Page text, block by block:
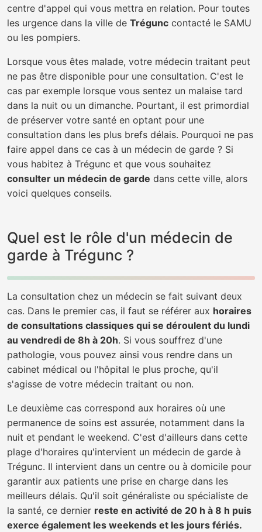
centre d'appel qui vous mettra en relation. Pour toutes
les urgence dans la ville de Trégunc contacté le SAMU
ou les pompiers.
Lorsque vous êtes malade, votre médecin traitant peut
ne pas être disponible pour une consultation. C'est le
cas par exemple lorsque vous sentez un malaise tard
dans la nuit ou un dimanche. Pourtant, il est primordial
de préserver votre santé en optant pour une
consultation dans les plus brefs délais. Pourquoi ne pas
faire appel dans ce cas à un médecin de garde ? Si
vous habitez à Trégunc et que vous souhaitez
consulter un médecin de garde dans cette ville, alors
voici quelques conseils.
Quel est le rôle d'un médecin de
garde à Trégunc ?
La consultation chez un médecin se fait suivant deux
cas. Dans le premier cas, il faut se référer aux horaires
de consultations classiques qui se déroulent du lundi
au vendredi de 8h à 20h. Si vous souffrez d'une
pathologie, vous pouvez ainsi vous rendre dans un
cabinet médical ou l'hôpital le plus proche, qu'il
s'agisse de votre médecin traitant ou non.
Le deuxième cas correspond aux horaires où une
permanence de soins est assurée, notamment dans la
nuit et pendant le weekend. C'est d'ailleurs dans cette
plage d'horaires qu'intervient un médecin de garde à
Trégunc. Il intervient dans un centre ou à domicile pour
garantir aux patients une prise en charge dans les
meilleurs délais. Qu'il soit généraliste ou spécialiste de
la santé, ce dernier reste en activité de 20 h à 8 h puis
exerce également les weekends et les jours fériés.